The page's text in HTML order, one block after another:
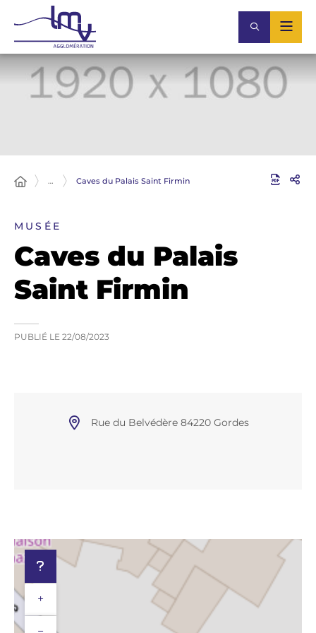
… Caves du Palais Saint Firmin
MUSÉE
Caves du Palais
Saint Firmin
PUBLIÉ LE 22/08/2023
Rue du Belvédère 84220 Gordes
+